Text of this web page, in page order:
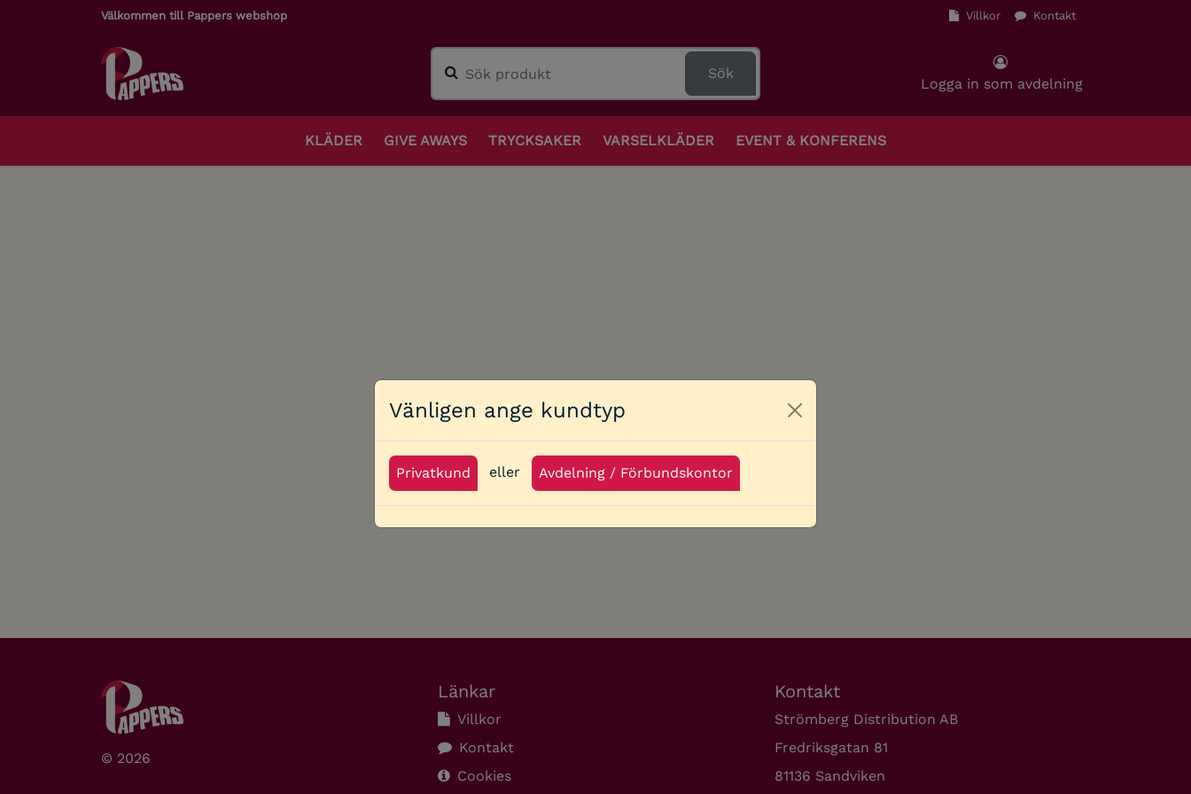
Vänligen ange kundtyp Close
Privatkund eller Avdelning / Förbundskontor
Välkommen till Pappers webshop Villkor Kontakt
Sök
Logga in som avdelning
KLÄDER GIVE AWAYS TRYCKSAKER VARSELKLÄDER EVENT & KONFERENS
© 2026
Länkar
Villkor
Kontakt
Cookies
Kontakt
Strömberg Distribution AB
Fredriksgatan 81
81136 Sandviken